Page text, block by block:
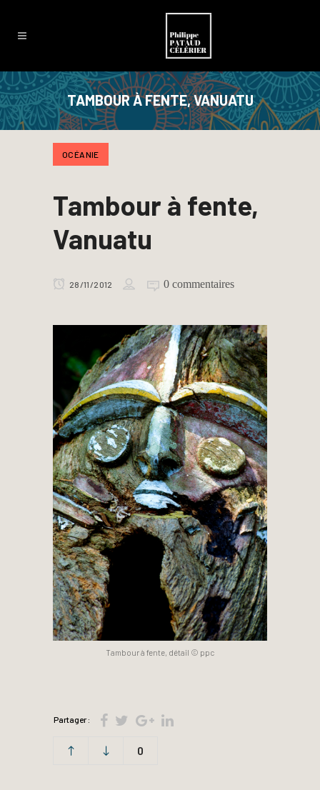
TAMBOUR À FENTE, VANUATU
OCÉANIE
Tambour à fente,
Vanuatu
28/11/2012 0 commentaires
Tambour à fente, détail © ppc
Partager :
0